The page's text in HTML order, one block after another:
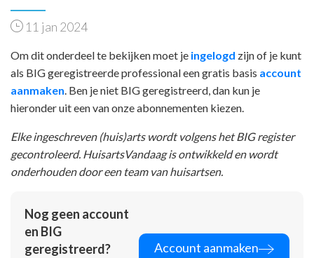
11 jan 2024
Om dit onderdeel te bekijken moet je ingelogd zijn of je kunt
als BIG geregistreerde professional een gratis basis account
aanmaken . Ben je niet BIG geregistreerd, dan kun je
hieronder uit een van onze abonnementen kiezen.
Elke ingeschreven (huis)arts wordt volgens het BIG register
gecontroleerd. HuisartsVandaag is ontwikkeld en wordt
onderhouden door een team van huisartsen.
Nog geen account
en BIG
geregistreerd?
Account aanmaken